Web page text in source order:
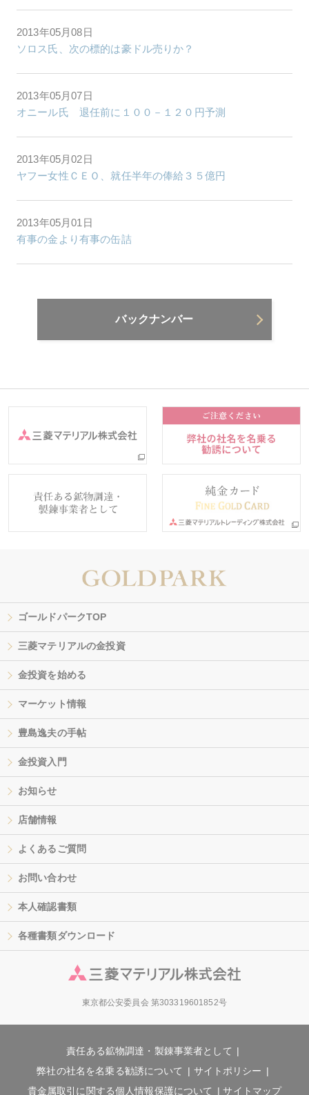
2013年05月08日
ソロス氏、次の標的は豪ドル売りか？
2013年05月07日
オニール氏 退任前に１００－１２０円予測
2013年05月02日
ヤフー女性ＣＥＯ、就任半年の俸給３５億円
2013年05月01日
有事の金より有事の缶詰
バックナンバー
ゴールドパークTOP
三菱マテリアルの金投資
金投資を始める
マーケット情報
豊島逸夫の手帖
金投資入門
お知らせ
店舗情報
よくあるご質問
お問い合わせ
本人確認書類
各種書類ダウンロード
東京都公安委員会 第303319601852号
責任ある鉱物調達・製錬事業者として
弊社の社名を名乗る勧誘について
サイトポリシー
貴金属取引に関する個人情報保護について
サイトマップ